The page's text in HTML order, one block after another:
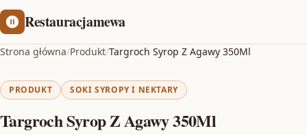
Restauracjamewa
Strona główna/Produkt/Targroch Syrop Z Agawy 350Ml
PRODUKT SOKI SYROPY I NEKTARY
Targroch Syrop Z Agawy 350Ml